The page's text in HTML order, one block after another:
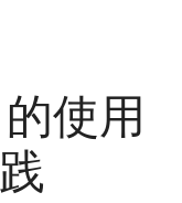
使用